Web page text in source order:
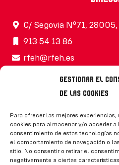
Gestionar el
de las cookies
Para ofrecer las mejores
cookies para almacenar y/o acceder
consentimiento de estas tecnologías
el comportamiento de navegación o
sitio. No consentir o retirar el
negativamente a ciertas
C/ Segovia Nº71,
913 54 13 86
rfeh@rfeh.es